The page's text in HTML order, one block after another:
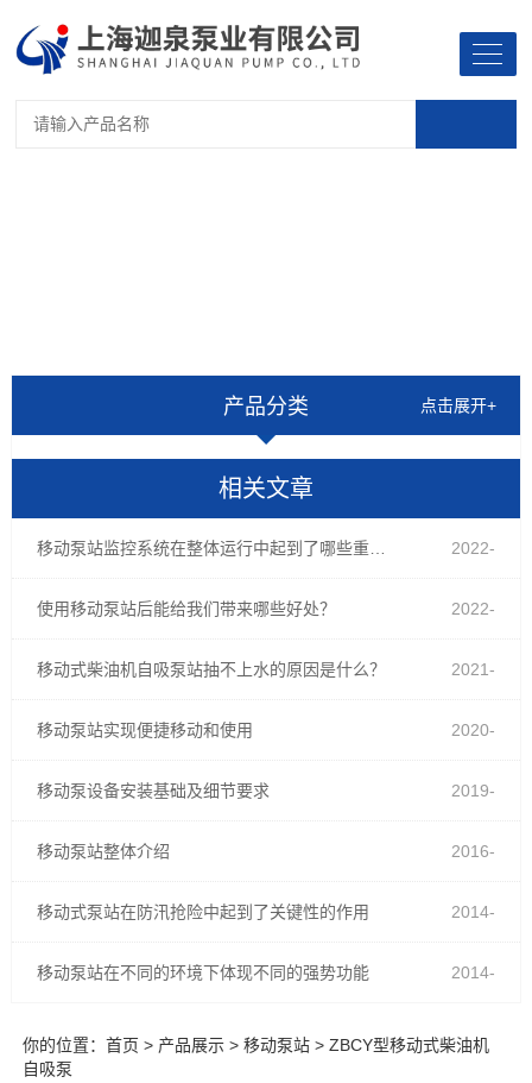
产品分类 点击展开+
相关文章
2022-
08-09
使用移动泵站后能给我们带来哪些好处？ 2022-
05-11
移动式柴油机自吸泵站抽不上水的原因是什么？ 2021-
09-13
移动泵站实现便捷移动和使用 2020-
03-02
移动泵设备安装基础及细节要求 2019-
07-11
移动泵站整体介绍 2016-
07-28
移动式泵站在防汛抢险中起到了关键性的作用 2014-
11-19
移动泵站在不同的环境下体现不同的强势功能 2014-
你的位置： 首页 > 产品展示> 移动泵站> ZBCY型移动式柴油机
自吸泵